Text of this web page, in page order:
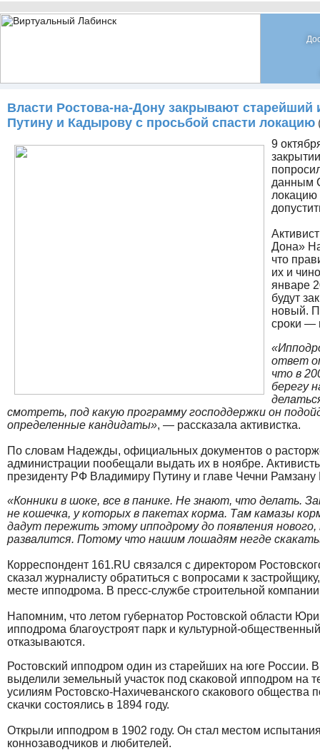
Власти Ростова-на-Дону закрывают
Путину и Кадырову с просьбой спасти локацию
9
данным
локацию
Дона»
что
их и
январе
будут
новый.
сроки —
ответ
что в
берегу
смотреть, под какую программу господдержки он
определенные кандидаты», — рассказала активистка.
По словам Надежды, официальных документов о
администрации пообещали выдать их в ноябре.
президенту РФ Владимиру Путину и главе Чечни Рамзану
«Конники в шоке, все в панике. Не знают, что делать.
не кошечка, у которых в пакетах корма. Там камазы
дадут пережить этому ипподрому до появления
развалится. Потому что нашим лошадям негде
Корреспондент 161.RU связался с директором
сказал журналисту обратиться с вопросами к
месте ипподрома. В пресс-службе строительной
Напомним, что летом губернатор Ростовской области
ипподрома благоустроят парк и культурной-
отказываются.
Ростовский ипподром один из старейших на юге России.
выделили земельный участок под скаковой ипподром на
усилиям Ростовско-Нахичеванского скакового
скачки состоялись в 1894 году.
Открыли ипподром в 1902 году. Он стал местом
коннозаводчиков и любителей.